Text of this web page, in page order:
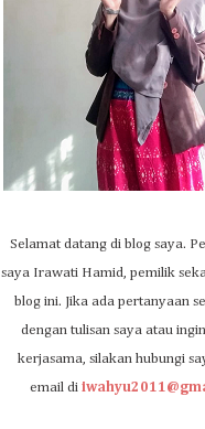
Selamat datang di blog saya.
saya Irawati Hamid, pemilik
blog ini. Jika ada pertanyaan
dengan tulisan saya atau
kerjasama, silakan hubungi
email di